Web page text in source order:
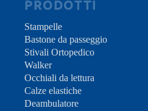
PRODOTTI
Stampelle
Bastone da passeggio
Stivali Ortopedico
Walker
Occhiali da lettura
Calze elastiche
Deambulatore